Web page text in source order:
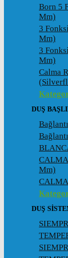
Born 5
Mm)
3
Mm)
3
Mm)
Calma
DUŞ
CALMA
Mm)
DUŞ